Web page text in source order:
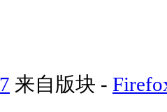
来自版块 -